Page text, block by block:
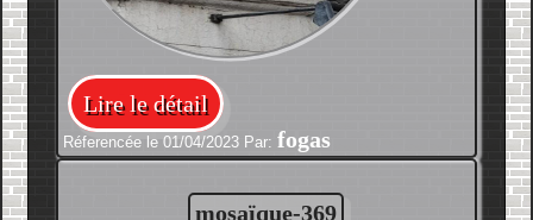
Lire le détail
Réferencée le 01/04/2023 Par:fogas
mosaïque-369